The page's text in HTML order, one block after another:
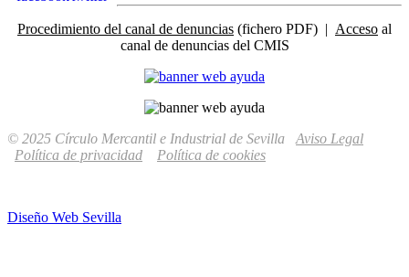
Procedimiento del canal de denuncias (fichero PDF) | Acceso al
canal de denuncias del CMIS
© 2025 Círculo Mercantil e Industrial de Sevilla Aviso Legal
Política de privacidad
Política de cookies
Diseño Web Sevilla